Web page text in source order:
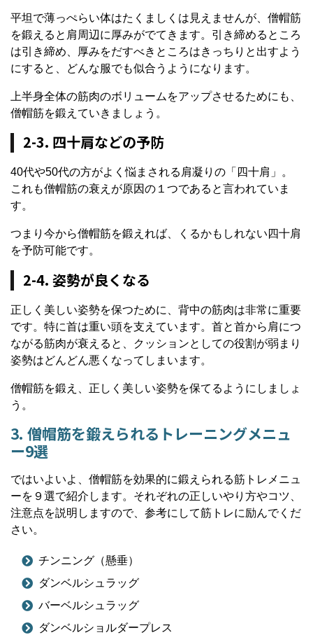
平坦で薄っぺらい体はたくましくは見えませんが、僧帽筋
を鍛えると肩周辺に厚みがでてきます。引き締めるところ
は引き締め、厚みをだすべきところはきっちりと出すよう
にすると、どんな服でも似合うようになります。
上半身全体の筋肉のボリュームをアップさせるためにも、
僧帽筋を鍛えていきましょう。
2-3. 四十肩などの予防
40代や50代の方がよく悩まされる肩凝りの「四十肩」。
これも僧帽筋の衰えが原因の１つであると言われていま
す。
つまり今から僧帽筋を鍛えれば、くるかもしれない四十肩
を予防可能です。
2-4. 姿勢が良くなる
正しく美しい姿勢を保つために、背中の筋肉は非常に重要
です。特に首は重い頭を支えています。首と首から肩につ
ながる筋肉が衰えると、クッションとしての役割が弱まり
姿勢はどんどん悪くなってしまいます。
僧帽筋を鍛え、正しく美しい姿勢を保てるようにしましょ
う。
3. 僧帽筋を鍛えられるトレーニングメニュ
ー9選
ではいよいよ、僧帽筋を効果的に鍛えられる筋トレメニュ
ーを９選で紹介します。それぞれの正しいやり方やコツ、
注意点を説明しますので、参考にして筋トレに励んでくだ
さい。
チンニング（懸垂）
ダンベルシュラッグ
バーベルシュラッグ
ダンベルショルダープレス